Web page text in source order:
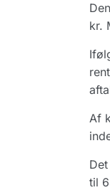
kr.
Af
til